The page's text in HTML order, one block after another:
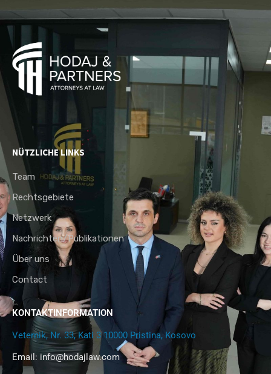
NÜTZLICHE LINKS
Team
Rechtsgebiete
Netzwerk
Nachrichten/Publikationen
Über uns
Contact
KONTAKTINFORMATION
Veternik, Nr. 33, Kati 3 10000 Pristina, Kosovo
Email: info@hodajlaw.com